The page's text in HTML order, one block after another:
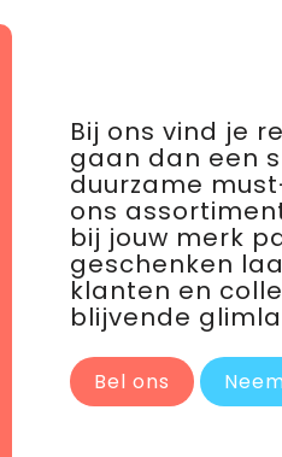
Bij ons vind je
gaan dan een
duurzame
ons
bij jouw merk
geschenken
klanten en
blijvende
Bel ons